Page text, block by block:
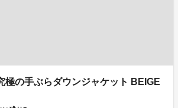
極の手ぶらダウンジャケット BEIGE